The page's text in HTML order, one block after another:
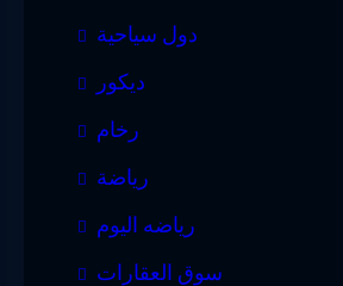
دول سياحية
ديكور
رخام
رياضة
رياضه اليوم
سوق العقارات